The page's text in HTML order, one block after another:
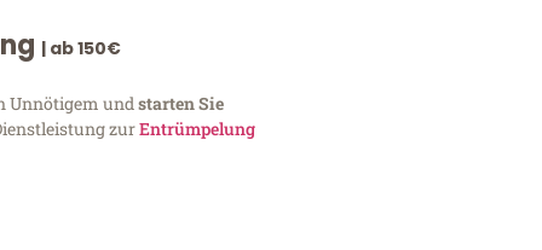
| ab 150€
Unnötigem und starten Sie
zurEntrümpelung